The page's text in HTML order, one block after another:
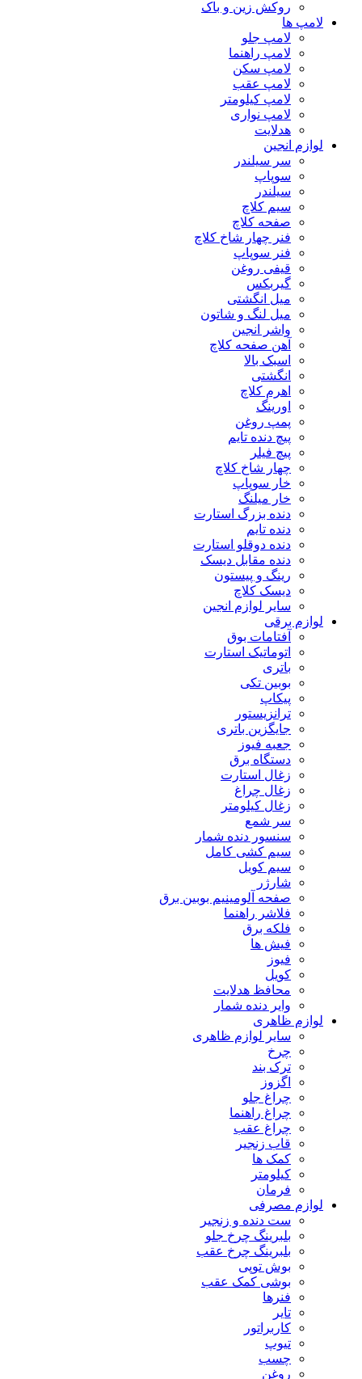
روکش زین و باک
لامپ ها
لامپ جلو
لامپ راهنما
لامپ سکن
لامپ عقب
لامپ کیلومتر
لامپ نواری
هدلایت
لوازم انجین
سر سیلندر
سوپاپ
سیلندر
سیم کلاچ
صفحه کلاچ
فنر چهار شاخ کلاچ
فنر سوپاپ
قیفی روغن
گیربکس
میل انگشتی
میل لنگ و شاتون
واشر انجین
آهن صفحه کلاچ
اسبک بالا
انگشتی
اهرم کلاچ
اورینگ
پمپ روغن
پیچ دنده تایم
پیچ فیلر
چهار شاخ کلاچ
خار سوپاپ
خار میلنگ
دنده بزرگ استارت
دنده تایم
دنده دوقلو استارت
دنده مقابل دیسک
رینگ و پیستون
دیسک کلاچ
سایر لوازم انجین
لوازم برقی
آفتامات بوق
اتوماتیک استارت
باتری
بوبین تکی
پیکاپ
ترانزیستور
جایگزین باتری
جعبه فیوز
دستگاه برق
زغال استارت
زغال چراغ
زغال کیلومتر
سر شمع
سنسور دنده شمار
سیم کشی کامل
سیم کویل
شارژر
صفحه آلومینیم بوبین برق
فلاشر راهنما
فلکه برق
فیش ها
فیوز
کویل
محافظ هدلایت
وایر دنده شمار
لوازم ظاهری
سایر لوازم ظاهری
چرخ
ترک بند
اگزوز
چراغ جلو
چراغ راهنما
چراغ عقب
قاب زنجیر
کمک ها
کیلومتر
فرمان
لوازم مصرفی
ست دنده و زنجیر
بلبرینگ چرخ جلو
بلبرینگ چرخ عقب
بوش توپی
بوشی کمک عقب
فنرها
تایر
کاربراتور
تیوپ
چسب
روغن